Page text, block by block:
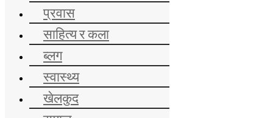
प्रवास
साहित्य र कला
ब्लग
स्वास्थ्य
खेलकुद